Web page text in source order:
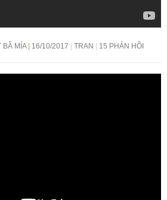
BÃ MÍA 16/10/2017 TRAN 15 PHẢN HỒI